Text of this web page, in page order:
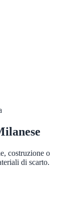
costruzione o
di scarto.